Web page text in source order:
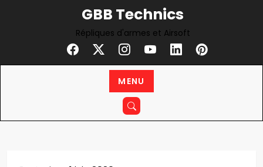
GBB Technics
Répliques d'armes et Airsoft
MENU